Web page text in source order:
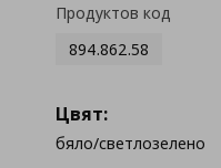
Продуктов код
894.862.58
Цвят:
бяло/светлозелено